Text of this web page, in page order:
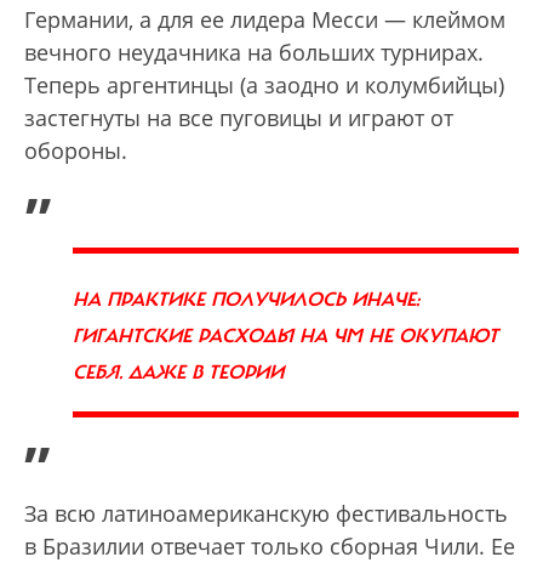
Германии, а для ее лидера Месси — клеймом
вечного неудачника на больших турнирах.
Теперь аргентинцы (а заодно и колумбийцы)
застегнуты на все пуговицы и играют от
обороны.
„
НА ПРАКТИКЕ ПОЛУЧИЛОСЬ ИНАЧЕ:
ГИГАНТСКИЕ РАСХОДЫ НА ЧМ НЕ ОКУПАЮТ
СЕБЯ. ДАЖЕ В ТЕОРИИ
”
За всю латиноамериканскую фестивальность
в Бразилии отвечает только сборная Чили. Ее